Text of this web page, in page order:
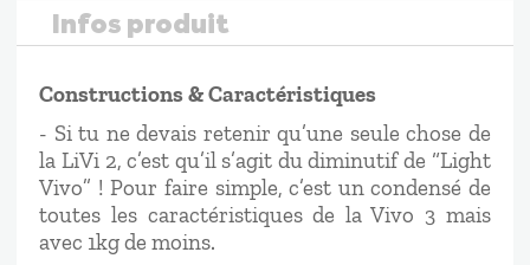
Infos produit
Constructions & Caractéristiques
- Si tu ne devais retenir qu’une seule chose de
la LiVi 2, c’est qu’il s’agit du diminutif de “Light
Vivo” ! Pour faire simple, c’est un condensé de
toutes les caractéristiques de la Vivo 3 mais
avec 1kg de moins.